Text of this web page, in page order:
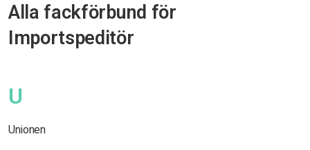
Alla fackförbund för
Importspeditör
U
Unionen